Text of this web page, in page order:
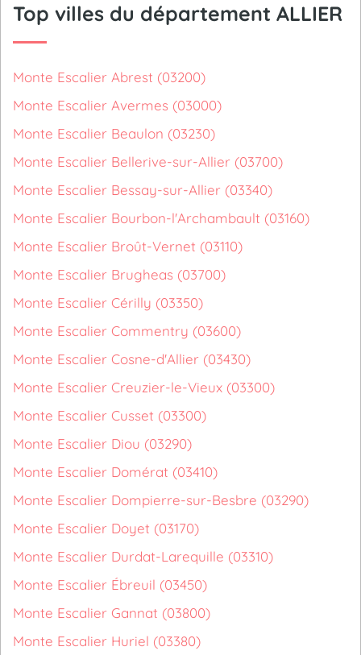
Top villes du département ALLIER
Monte Escalier Abrest (03200)
Monte Escalier Avermes (03000)
Monte Escalier Beaulon (03230)
Monte Escalier Bellerive-sur-Allier (03700)
Monte Escalier Bessay-sur-Allier (03340)
Monte Escalier Bourbon-l'Archambault (03160)
Monte Escalier Broût-Vernet (03110)
Monte Escalier Brugheas (03700)
Monte Escalier Cérilly (03350)
Monte Escalier Commentry (03600)
Monte Escalier Cosne-d'Allier (03430)
Monte Escalier Creuzier-le-Vieux (03300)
Monte Escalier Cusset (03300)
Monte Escalier Diou (03290)
Monte Escalier Domérat (03410)
Monte Escalier Dompierre-sur-Besbre (03290)
Monte Escalier Doyet (03170)
Monte Escalier Durdat-Larequille (03310)
Monte Escalier Ébreuil (03450)
Monte Escalier Gannat (03800)
Monte Escalier Huriel (03380)